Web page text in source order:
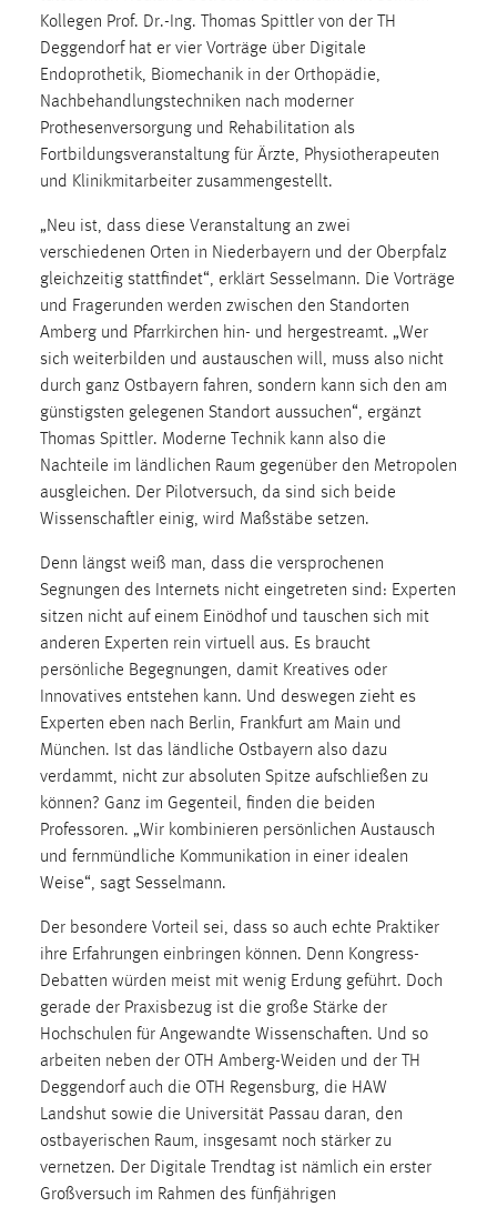
Kollegen Prof. Dr.-Ing. Thomas Spittler von der TH
Deggendorf hat er vier Vorträge über Digitale
Endoprothetik, Biomechanik in der Orthopädie,
Nachbehandlungstechniken nach moderner
Prothesenversorgung und Rehabilitation als
Fortbildungsveranstaltung für Ärzte, Physiotherapeuten
und Klinikmitarbeiter zusammengestellt.
„Neu ist, dass diese Veranstaltung an zwei
verschiedenen Orten in Niederbayern und der Oberpfalz
gleichzeitig stattfindet“, erklärt Sesselmann. Die Vorträge
und Fragerunden werden zwischen den Standorten
Amberg und Pfarrkirchen hin- und hergestreamt. „Wer
sich weiterbilden und austauschen will, muss also nicht
durch ganz Ostbayern fahren, sondern kann sich den am
günstigsten gelegenen Standort aussuchen“, ergänzt
Thomas Spittler. Moderne Technik kann also die
Nachteile im ländlichen Raum gegenüber den Metropolen
ausgleichen. Der Pilotversuch, da sind sich beide
Wissenschaftler einig, wird Maßstäbe setzen.
Denn längst weiß man, dass die versprochenen
Segnungen des Internets nicht eingetreten sind: Experten
sitzen nicht auf einem Einödhof und tauschen sich mit
anderen Experten rein virtuell aus. Es braucht
persönliche Begegnungen, damit Kreatives oder
Innovatives entstehen kann. Und deswegen zieht es
Experten eben nach Berlin, Frankfurt am Main und
München. Ist das ländliche Ostbayern also dazu
verdammt, nicht zur absoluten Spitze aufschließen zu
können? Ganz im Gegenteil, finden die beiden
Professoren. „Wir kombinieren persönlichen Austausch
und fernmündliche Kommunikation in einer idealen
Weise“, sagt Sesselmann.
Der besondere Vorteil sei, dass so auch echte Praktiker
ihre Erfahrungen einbringen können. Denn Kongress-
Debatten würden meist mit wenig Erdung geführt. Doch
gerade der Praxisbezug ist die große Stärke der
Hochschulen für Angewandte Wissenschaften. Und so
arbeiten neben der OTH Amberg-Weiden und der TH
Deggendorf auch die OTH Regensburg, die HAW
Landshut sowie die Universität Passau daran, den
ostbayerischen Raum, insgesamt noch stärker zu
vernetzen. Der Digitale Trendtag ist nämlich ein erster
Großversuch im Rahmen des fünfjährigen
5e9dbeb1811c0446 = Sitzungslaufzeit, mibew_locale = 3
Jahre, MIBEW_UserID = 1 Jahr
Login
Name:
fe_user, be_user, be_lastLoginProvider
Zweck:
Dieser Cookie ist notwendig um sich an der Website
einloggen zu können.
Cookie Laufzeit:
24 Stunden
STATISTIK
Statistik Cookies erfassen Informationen anonym.
Diese Informationen helfen uns zu verstehen, wie
unsere Besucher unsere Website nutzen.
Matomo
Name:
_pk_ref, _pk_cvar, _pk_id, _pk_ses
Zweck:
Cookie Laufzeit:
Max. 13 Monate
MARKETING
Marketing Cookies werden von Drittanbietern
verwendet, um personalisierte Werbung anzuzeigen.
Sie tun dies, indem sie Besucher über Websites
hinweg verfolgen.
Google Ads
Name:
Anbieter:
Google Ireland Limited